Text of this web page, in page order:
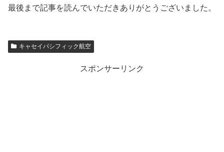
最後まで記事を読んでいただきありがとうございました。
キャセイパシフィック航空
スポンサーリンク